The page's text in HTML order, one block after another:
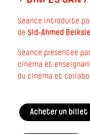
Séance introduite
de Sid-Ahmed
Séance présentée
cinéma et
du cinéma et
Acheter un billet